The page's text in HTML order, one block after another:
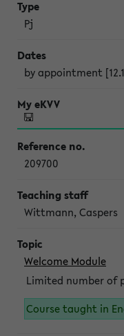
Pj
by appointment
209700
Wittmann, Caspers
Welcome Module
Limited number of
Course taught in